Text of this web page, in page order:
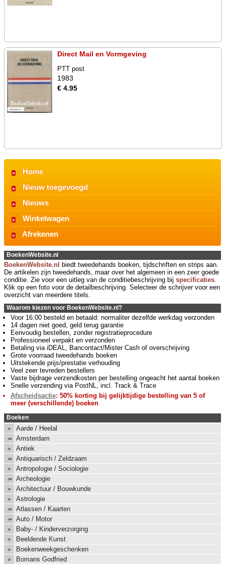
Direct Mail en Vormgeving
PTT post
1983
€ 4.95
Home
Nieuw toegevoegd
Nieuws
Winkelwagen
Afrekenen
BoekenWebsite.nl
BoekenWebsite.nl
biedt tweedehands boeken, tijdschriften en strips aan.
De artikelen zijn tweedehands, maar over het algemeen in een zeer goede
conditie. Zie voor een uitleg van de conditiebeschrijving bij specificaties.
Klik op een foto voor de detailbeschrijving. Selecteer de schrijver voor een
overzicht van meerdere titels.
Waarom kiezen voor BoekenWebsite.nl?
Voor 16:00 besteld en betaald: normaliter dezelfde werkdag verzonden
14 dagen niet goed, geld terug garantie
Eenvoudig bestellen, zonder registratieprocedure
Professioneel verpakt en verzonden
Betaling via iDEAL, Bancontact/Mister Cash of overschrijving
Grote voorraad tweedehands boeken
Uitstekende prijs/prestatie verhouding
Veel zeer tevreden bestellers
Vaste bijdrage verzendkosten per bestelling ongeacht het aantal boeken
Snelle verzending via PostNL, incl. Track & Trace
Afscheidsactie: 50% korting bij gelijktijdige bestelling van 5 of
meer (verschillende) boeken
Boeken
Aarde / Heelal
Amsterdam
Antiek
Antiquarisch / Zeldzaam
Antropologie / Sociologie
Archeologie
Architectuur / Bouwkunde
Astrologie
Atlassen / Kaarten
Auto / Motor
Baby- / Kinderverzorging
Beeldende Kunst
Boekenweekgeschenken
Bomans Godfried